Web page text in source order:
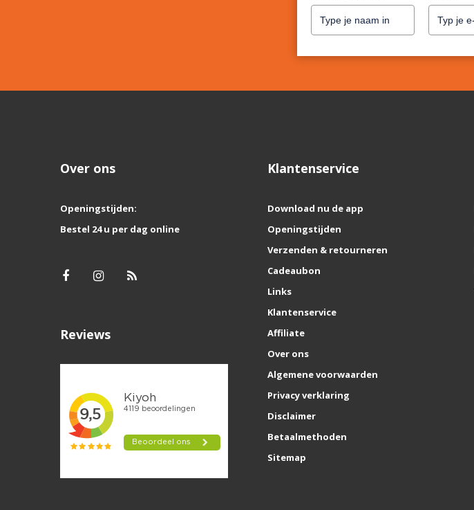
Over ons
Openingstijden:
Bestel 24 u per dag online
Reviews
Klantenservice
Download nu de app
Openingstijden
Verzenden & retourneren
Cadeaubon
Links
Klantenservice
Affiliate
Over ons
Algemene voorwaarden
Privacy verklaring
Disclaimer
Betaalmethoden
Sitemap